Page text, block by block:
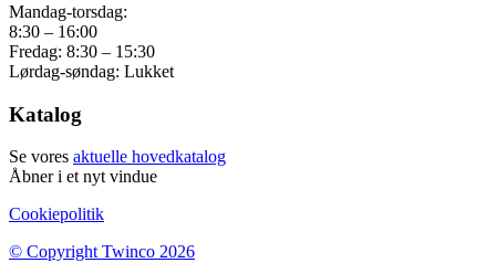
Mandag-torsdag:
8:30 – 16:00
Fredag: 8:30 – 15:30
Lørdag-søndag: Lukket
Katalog
Se vores aktuelle hovedkatalog
Åbner i et nyt vindue
Cookiepolitik
© Copyright Twinco 2026